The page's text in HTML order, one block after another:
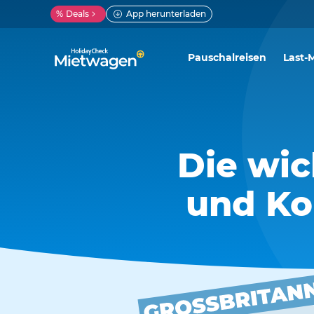
% Deals App herunterladen
Pauschalreisen Last-
Die
und